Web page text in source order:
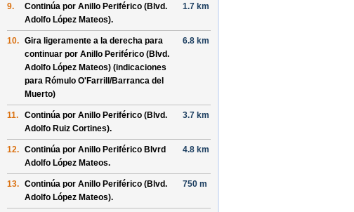
9. Continúa por Anillo Periférico (Blvd.
Adolfo López Mateos).
1.7 km
10. Gira ligeramente a la derecha para
continuar por Anillo Periférico (Blvd.
Adolfo López Mateos) (indicaciones
para Rómulo O'Farrill/Barranca del
Muerto)
6.8 km
11. Continúa por Anillo Periférico (Blvd.
Adolfo Ruiz Cortines).
3.7 km
12. Continúa por Anillo Periférico Blvrd
Adolfo López Mateos.
4.8 km
13. Continúa por Anillo Periférico (Blvd.
Adolfo López Mateos).
750 m